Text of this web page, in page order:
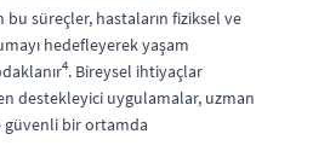
süreçler, hastaların fiziksel ve
hedefleyerek yaşam
4. Bireysel ihtiyaçlar
destekleyici uygulamalar, uzman
bir ortamda